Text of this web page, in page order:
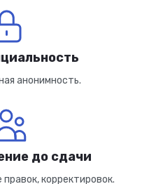
анонимность.
до сдачи
корректировок.